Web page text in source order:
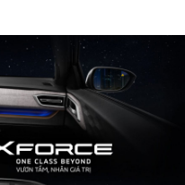
PHỤ KIỆN HỢP TÁC BÊN THỨ 3